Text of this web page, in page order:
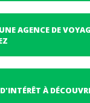
AGENCE DE
À